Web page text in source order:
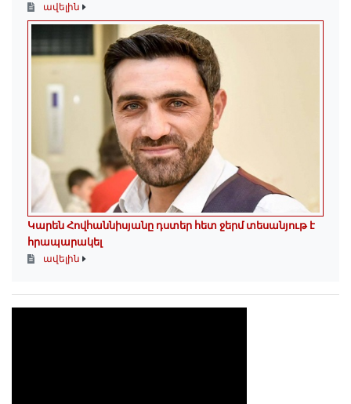
ավելին
Կարեն Հովհաննիսյանը դստեր հետ ջերմ տեսանյութ է
հրապարակել
ավելին